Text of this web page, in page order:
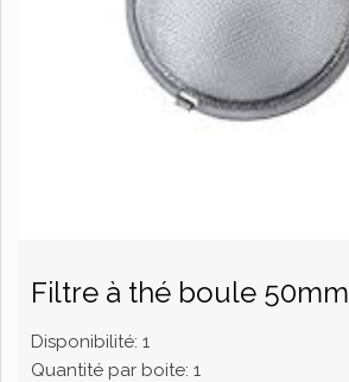
Filtre à thé boule 50mm
Disponibilité: 1
Quantité par boite: 1